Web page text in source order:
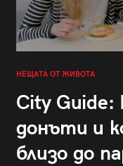
НЕЩАТА ОТ ЖИВОТА
City
донъти и
близо до